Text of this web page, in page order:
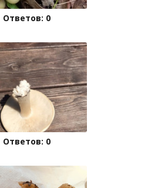
Ответов: 0
Ответов: 0